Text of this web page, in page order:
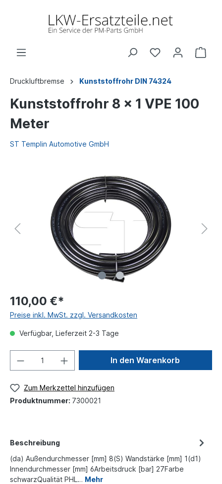
Druckluftbremse Kunststoffrohr DIN 74324
Kunststoffrohr 8 x 1 VPE 100
Meter
ST Templin Automotive GmbH
110,00 €*
Preise inkl. MwSt. zzgl. Versandkosten
Verfügbar, Lieferzeit 2-3 Tage
In den Warenkorb
Zum Merkzettel hinzufügen
Produktnummer: 7300021
Beschreibung
(da) Außendurchmesser [mm] 8(S) Wandstärke [mm] 1(d1)
Innendurchmesser [mm] 6Arbeitsdruck [bar] 27Farbe
schwarzQualität PHL… Mehr